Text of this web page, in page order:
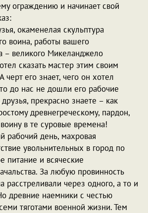
ограждению и начинает свой
окаменелая скульптура
воина, работы вашего
– великого Микеланджело
сказать мастер этим своим
черт его знает, чего он хотел
до нас не дошли его рабочие
прекрасно знаете – как
древнегреческому, пардон,
в те суровые времена!
рабочий день, махровая
увольнительных в город по
питание и всяческие
За любую провинность
расстреливали через одного, а то и
древние наемники с честью
тяготами военной жизни. Тем